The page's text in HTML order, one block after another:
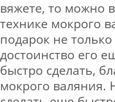
вяжете, то можно
технике мокрого
подарок не
достоинство его
быстро сделать,
мокрого валяния.